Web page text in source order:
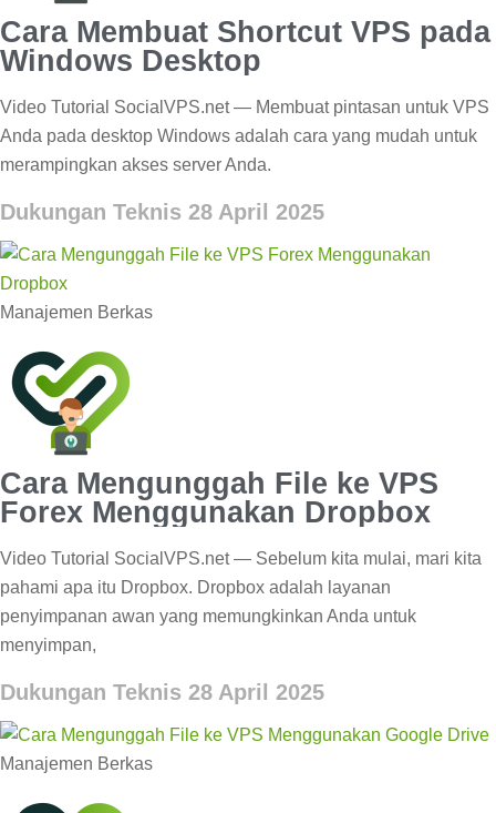
Cara Membuat Shortcut VPS pada
Windows Desktop
Video Tutorial SocialVPS.net — Membuat pintasan untuk VPS
Anda pada desktop Windows adalah cara yang mudah untuk
merampingkan akses server Anda.
Dukungan Teknis 28 April 2025
Manajemen Berkas
Cara Mengunggah File ke VPS
Forex Menggunakan Dropbox
Video Tutorial SocialVPS.net — Sebelum kita mulai, mari kita
pahami apa itu Dropbox. Dropbox adalah layanan
penyimpanan awan yang memungkinkan Anda untuk
menyimpan,
Dukungan Teknis 28 April 2025
Manajemen Berkas